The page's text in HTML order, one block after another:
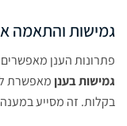
גמישות והתאמה
פתרונות הענן
גמישות בענןמאפשרת
בקלות. זה מסייע